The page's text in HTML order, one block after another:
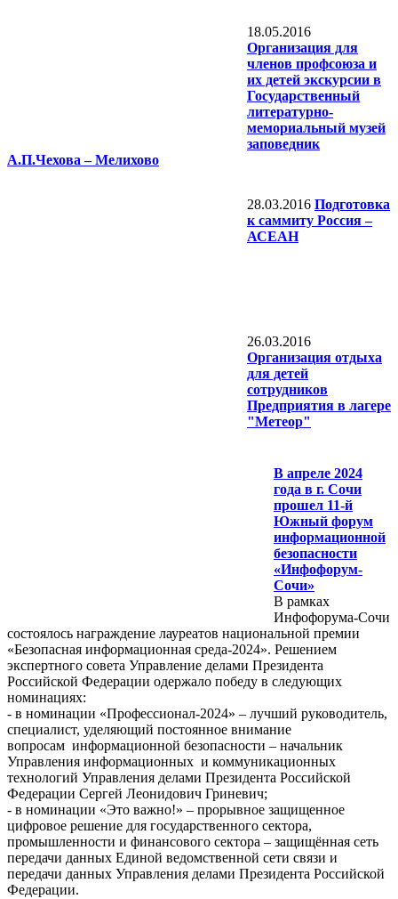
18.05.2016
Организация для
членов профсоюза и
их детей экскурсии в
Государственный
литературно-
мемориальный музей
заповедник
А.П.Чехова – Мелихово
28.03.2016 Подготовка
к саммиту Россия –
АСЕАН
26.03.2016
Организация отдыха
для детей
сотрудников
Предприятия в лагере
"Метеор"
В апреле 2024
года в г. Сочи
прошел 11-й
Южный форум
информационной
безопасности
«Инфофорум-
Сочи»
В рамках
Инфофорума-Сочи
состоялось награждение лауреатов национальной премии
«Безопасная информационная среда-2024». Решением
экспертного совета Управление делами Президента
Российской Федерации одержало победу в следующих
номинациях:
- в номинации «Профессионал-2024» – лучший руководитель,
специалист, уделяющий постоянное внимание
вопросам информационной безопасности – начальник
Управления информационных и коммуникационных
технологий Управления делами Президента Российской
Федерации Сергей Леонидович Гриневич;
- в номинации «Это важно!» – прорывное защищенное
цифровое решение для государственного сектора,
промышленности и финансового сектора – защищённая сеть
передачи данных Единой ведомственной сети связи и
передачи данных Управления делами Президента Российской
Федерации.